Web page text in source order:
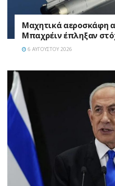
Mαχητικά αεροσκάφη
Μπαχρέιν έπληξαν
6 ΑΥΓΟΎΣΤΟΥ 2026